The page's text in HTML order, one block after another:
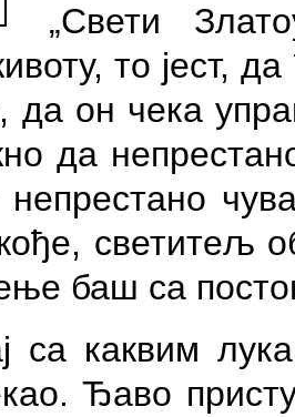
„Свети
то јест,
да он чека
да
светитељ
баш са
са каквим
Ђаво